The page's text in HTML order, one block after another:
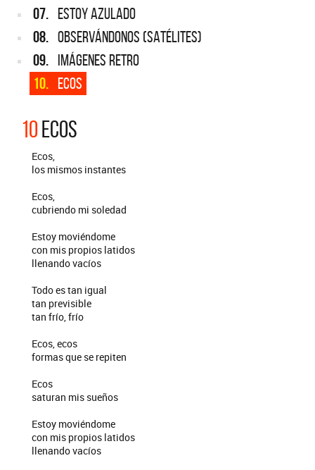
07. ESTOY AZULADO
08. OBSERVÁNDONOS (SATÉLITES)
09. IMÁGENES RETRO
10. ECOS
10ECOS
Ecos,
los mismos instantes
Ecos,
cubriendo mi soledad
Estoy moviéndome
con mis propios latidos
llenando vacíos
Todo es tan igual
tan previsible
tan frío, frío
Ecos, ecos
formas que se repiten
Ecos
saturan mis sueños
Estoy moviéndome
con mis propios latidos
llenando vacíos